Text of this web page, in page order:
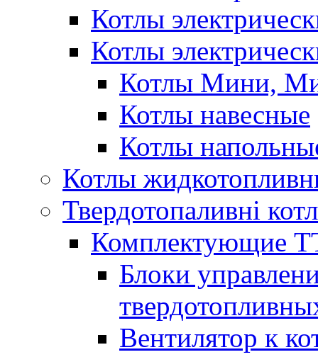
Котлы
Котлы
Котлы Мини,
Котлы навесные
Котлы
Котлы
Твердотопаливні
Комплектующие
Блоки
Вентилятор к